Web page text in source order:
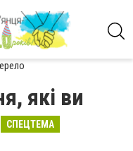
які ви
СПЕЦТЕМА